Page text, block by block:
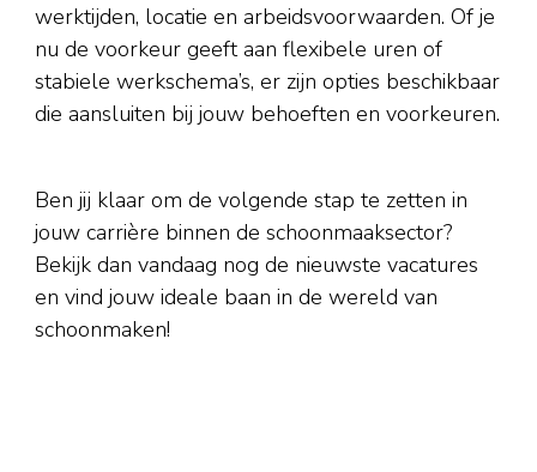
werktijden, locatie en arbeidsvoorwaarden. Of je
nu de voorkeur geeft aan flexibele uren of
stabiele werkschema’s, er zijn opties beschikbaar
die aansluiten bij jouw behoeften en voorkeuren.
Ben jij klaar om de volgende stap te zetten in
jouw carrière binnen de schoonmaaksector?
Bekijk dan vandaag nog de nieuwste vacatures
en vind jouw ideale baan in de wereld van
schoonmaken!